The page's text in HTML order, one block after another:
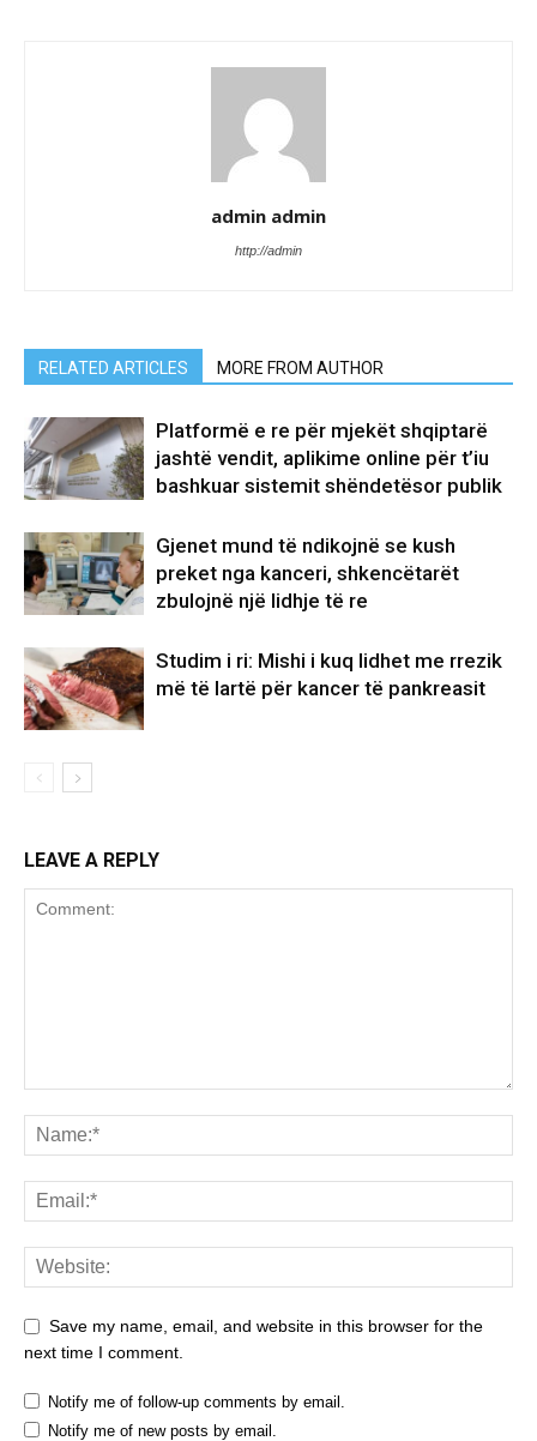
admin admin
http://admin
RELATED ARTICLES MORE FROM AUTHOR
Platformë e re për mjekët shqiptarë
jashtë vendit, aplikime online për t’iu
bashkuar sistemit shëndetësor publik
Gjenet mund të ndikojnë se kush
preket nga kanceri, shkencëtarët
zbulojnë një lidhje të re
Studim i ri: Mishi i kuq lidhet me rrezik
më të lartë për kancer të pankreasit
LEAVE A REPLY
Save my name, email, and website in this browser for the
next time I comment.
Notify me of follow-up comments by email.
Notify me of new posts by email.